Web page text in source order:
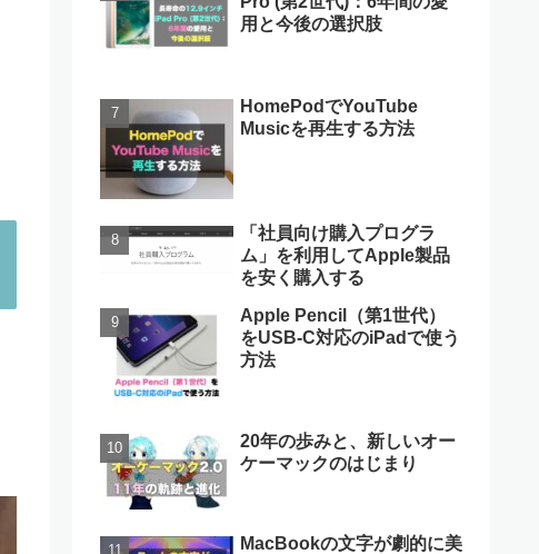
用と今後の選択肢
HomePodでYouTube
Musicを再生する方法
「社員向け購入プログラ
ム」を利用してApple製品
を安く購入する
Apple Pencil（第1世代）
をUSB-C対応のiPadで使う
方法
20年の歩みと、新しいオー
ケーマックのはじまり
MacBookの文字が劇的に美